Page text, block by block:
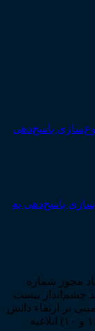
پاسخ‌دهی به
مجوز شماره
سند چشم‌انداز بیست
بر ارتقاء دانش
حقوقی جامعه و ترویج فرهنگ قانونمداری (بند ۱۶ و ۱۰) ابلاغیه